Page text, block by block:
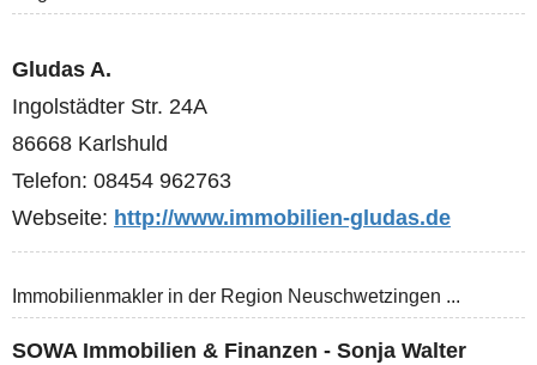
Gludas A.
Ingolstädter Str. 24A
86668 Karlshuld
Telefon: 08454 962763
Webseite: http://www.immobilien-gludas.de
Immobilienmakler in der Region Neuschwetzingen ...
SOWA Immobilien & Finanzen - Sonja Walter